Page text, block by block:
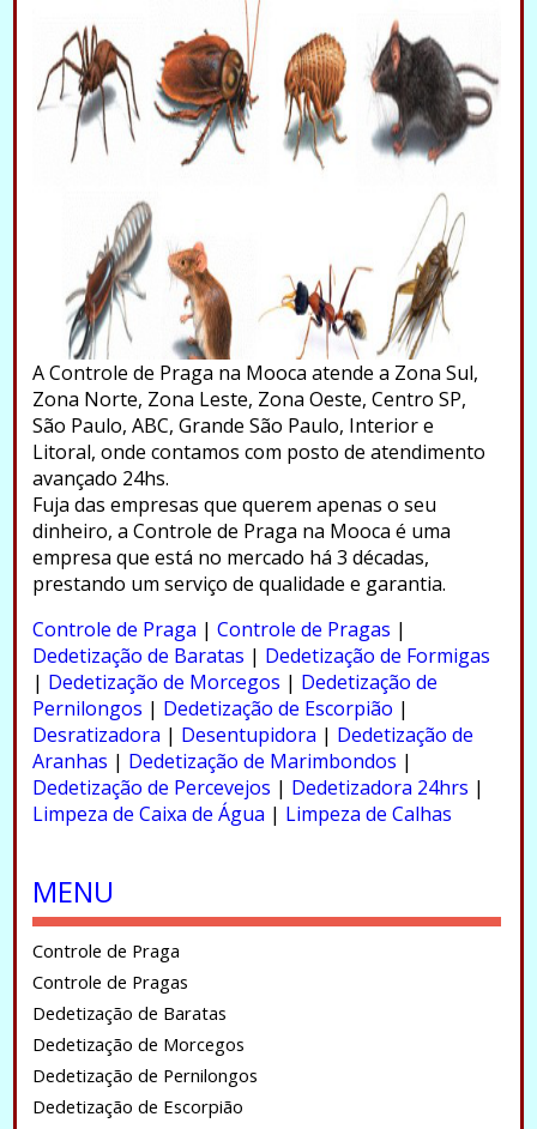
A Controle de Praga na Mooca atende a Zona Sul,
Zona Norte, Zona Leste, Zona Oeste, Centro SP,
São Paulo, ABC, Grande São Paulo, Interior e
Litoral, onde contamos com posto de atendimento
avançado 24hs.
Fuja das empresas que querem apenas o seu
dinheiro, a Controle de Praga na Mooca é uma
empresa que está no mercado há 3 décadas,
prestando um serviço de qualidade e garantia.
Controle de Praga | Controle de Pragas |
Dedetização de Baratas | Dedetização de Formigas
| Dedetização de Morcegos | Dedetização de
Pernilongos | Dedetização de Escorpião |
Desratizadora | Desentupidora | Dedetização de
Aranhas | Dedetização de Marimbondos |
Dedetização de Percevejos | Dedetizadora 24hrs |
Limpeza de Caixa de Água | Limpeza de Calhas
MENU
Controle de Praga
Controle de Pragas
Dedetização de Baratas
Dedetização de Morcegos
Dedetização de Pernilongos
Dedetização de Escorpião